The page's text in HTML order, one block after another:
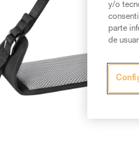
y/o
parte
de